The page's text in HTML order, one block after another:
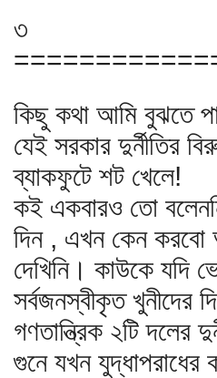
৩
কিছু কথা আমি বুঝতে
যেই সরকার দুর্নীতির
ব্যাকফুটে শট খেলে!
কই একবারও তো
দিন , এখন কেন করবো
দেখিনি। কাউকে যদি
সর্বজনস্বীকৃত খুনীদের
গণতান্ত্রিক ২টি দলের
গুনে যখন যুদ্ধাপরাধের